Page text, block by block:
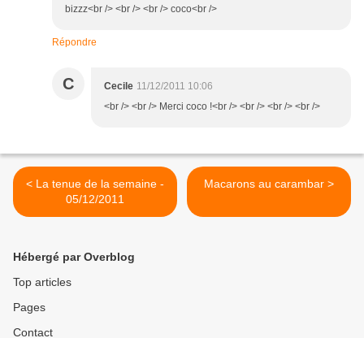
bizzz<br /> <br /> <br /> coco<br />
Répondre
C Cecile 11/12/2011 10:06
<br /> <br /> Merci coco !<br /> <br /> <br /> <br />
< La tenue de la semaine -
05/12/2011
Macarons au carambar >
Hébergé par Overblog
Top articles
Pages
Contact